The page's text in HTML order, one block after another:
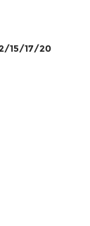
15/17/20